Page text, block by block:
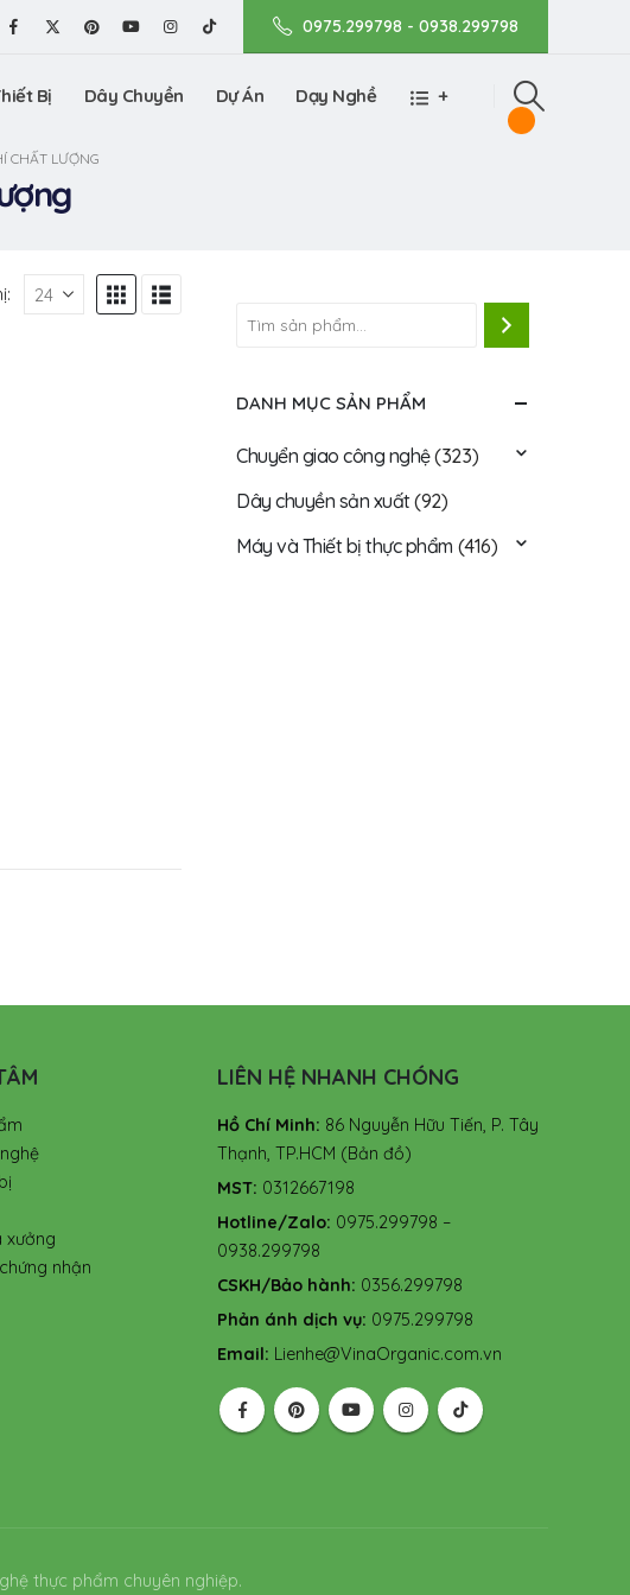
0975.299798 - 0938.299798
Bị Dây Chuyền Dự Án Dạy Nghề +
CHẤT LƯỢNG
DANH MỤC SẢN PHẨM
Chuyển giao công nghệ(323)
Dây chuyền sản xuất(92)
Máy và Thiết bị thực phẩm (416)
xưởng
nhận
LIÊN HỆ NHANH CHÓNG
Hồ Chí Minh: 86 Nguyễn Hữu Tiến, P. Tây
Thạnh, TP.HCM (Bản đồ)
MST: 0312667198
Hotline/Zalo: 0975.299798 –
0938.299798
CSKH/Bảo hành: 0356.299798
Phản ánh dịch vụ: 0975.299798
Email: Lienhe@VinaOrganic.com.vn
thực phẩm chuyên nghiệp.